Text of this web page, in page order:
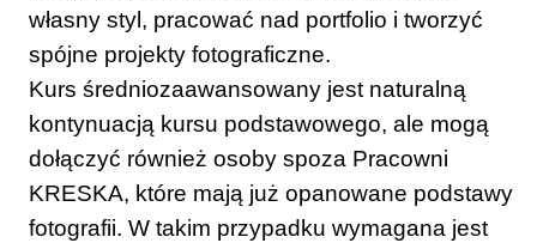
własny styl, pracować nad portfolio i tworzyć
spójne projekty fotograficzne.
Kurs średniozaawansowany jest naturalną
kontynuacją kursu podstawowego, ale mogą
dołączyć również osoby spoza Pracowni
KRESKA, które mają już opanowane podstawy
fotografii. W takim przypadku wymagana jest